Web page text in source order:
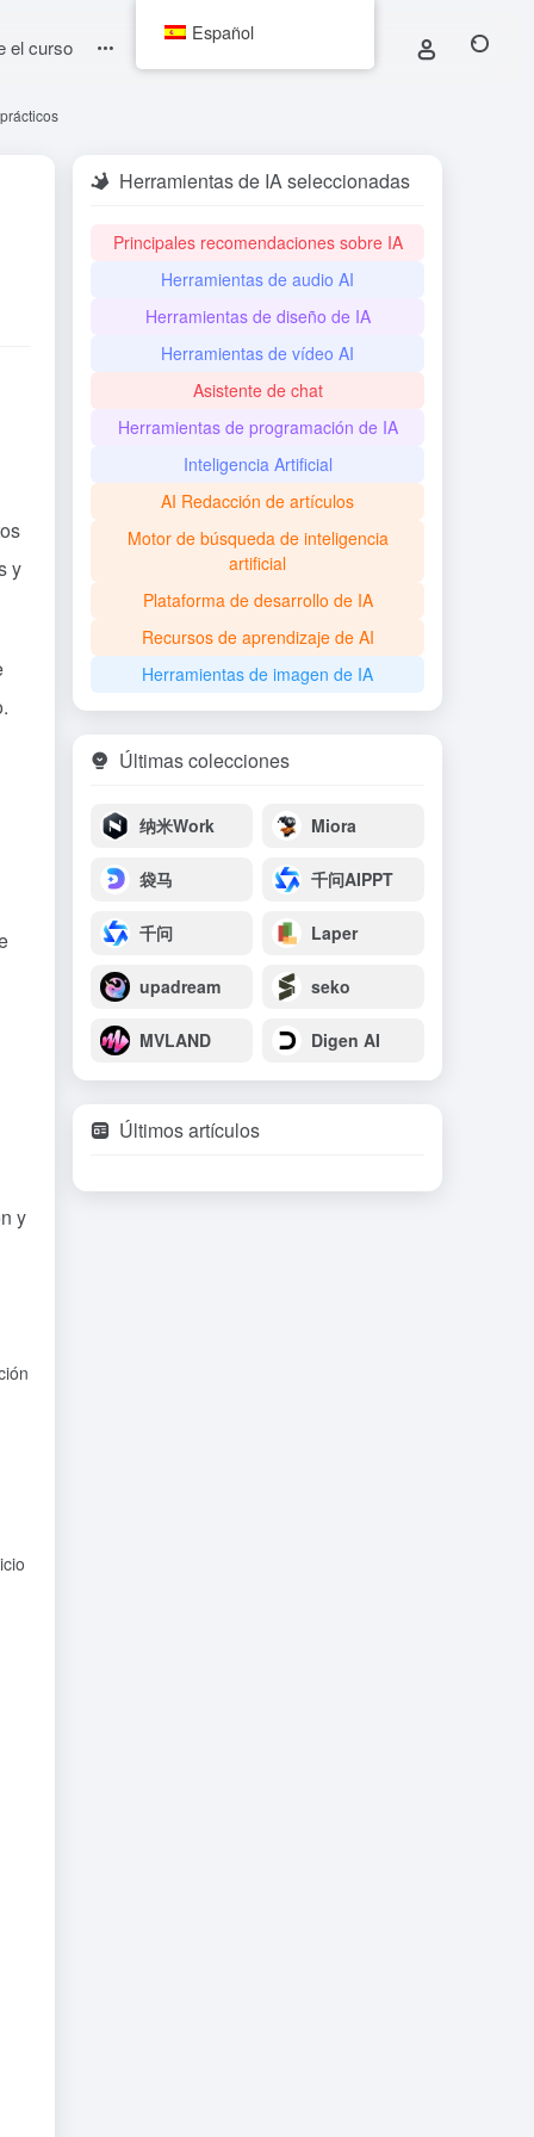
el curso
y
y
Herramientas de IA seleccionadas
Principales recomendaciones sobre IA
Herramientas de audio AI
Herramientas de diseño de IA
Herramientas de vídeo AI
Asistente de chat
Herramientas de programación de IA
Inteligencia Artificial
AI Redacción de artículos
Motor de búsqueda de inteligencia
artificial
Plataforma de desarrollo de IA
Recursos de aprendizaje de AI
Herramientas de imagen de IA
Últimas colecciones
纳米Work Miora
袋马 千问AIPPT
千问 Laper
upadream seko
MVLAND Digen AI
Últimos artículos
Español